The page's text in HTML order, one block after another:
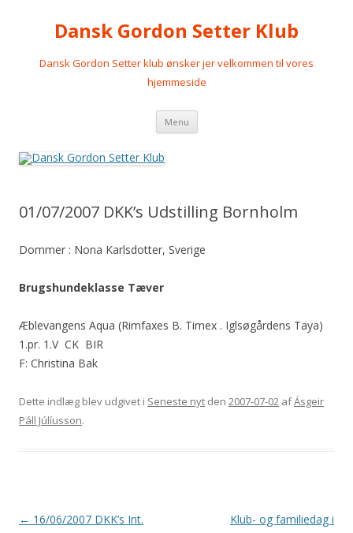
Dansk Gordon Setter Klub
Dansk Gordon Setter klub ønsker jer velkommen til vores
hjemmeside
Menu Videre
indhold
01/07/2007 DKK’s Udstilling Bornholm
Dommer : Nona Karlsdotter, Sverige
Brugshundeklasse Tæver
Æblevangens Aqua (Rimfaxes B. Timex . Iglsøgårdens Taya)
1.pr. 1.V CK BIR
F: Christina Bak
Dette indlæg blev udgivet i Seneste nyt den 2007-07-02 afÁsgeir
Páll Júlíusson.
Indlægsnavigation
← 16/06/2007 DKK’s Int.
Klub- og familiedag i